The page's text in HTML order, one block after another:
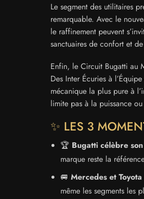
Le segment des utilitaires
remarquable. Avec le
le raffinement peuvent
sanctuaires de confort et
Enfin, le Circuit Bugatti au
Des Inter Écuries à
mécanique la plus pure à
limite pas à la puissance
✨ LES 3
🏆 Bugatti célèbre
marque reste la
🚐 Mercedes et
même les segments les